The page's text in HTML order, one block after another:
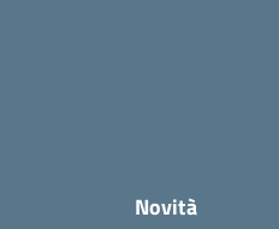
Novità